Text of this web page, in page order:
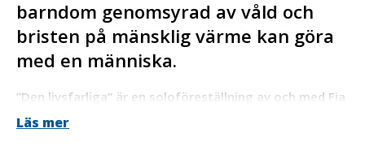
barndom genomsyrad av våld och
bristen på mänsklig värme kan göra
med en människa.
”Den livsfarliga” är en soloföreställning av och med Fia
Nyskriven musik av Jonas Franke-Blom. Föreställningen
Läs mer